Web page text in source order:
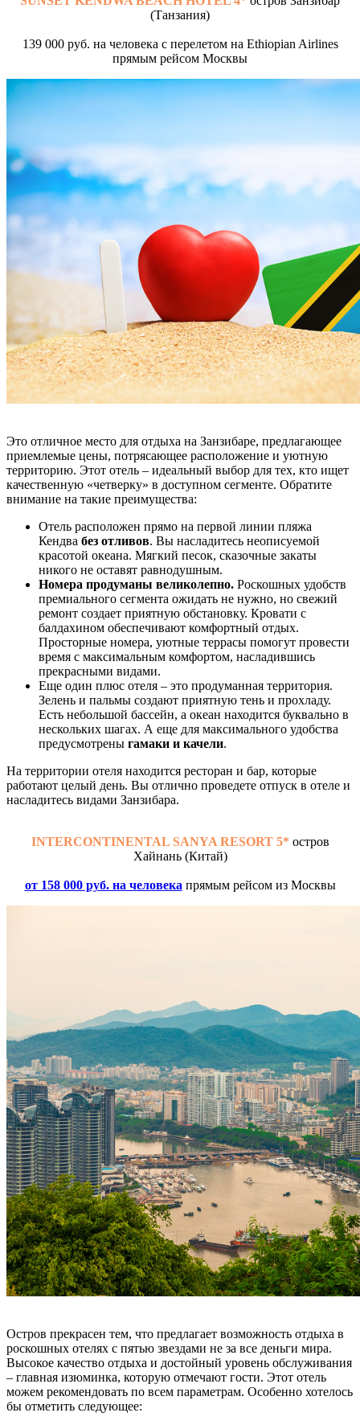
(Танзания)
139 000 руб. на человека с перелетом на Ethiopian Airlines
прямым рейсом Москвы
Это отличное место для отдыха на Занзибаре, предлагающее
приемлемые цены, потрясающее расположение и уютную
территорию. Этот отель – идеальный выбор для тех, кто ищет
качественную «четверку» в доступном сегменте. Обратите
внимание на такие преимущества:
Отель расположен прямо на первой линии пляжа
Кендва без отливов. Вы насладитесь неописуемой
красотой океана. Мягкий песок, сказочные закаты
никого не оставят равнодушным.
Номера продуманы великолепно. Роскошных удобств
премиального сегмента ожидать не нужно, но свежий
ремонт создает приятную обстановку. Кровати с
балдахином обеспечивают комфортный отдых.
Просторные номера, уютные террасы помогут провести
время с максимальным комфортом, насладившись
прекрасными видами.
Еще один плюс отеля – это продуманная территория.
Зелень и пальмы создают приятную тень и прохладу.
Есть небольшой бассейн, а океан находится буквально в
нескольких шагах. А еще для максимального удобства
предусмотрены гамаки и качели.
На территории отеля находится ресторан и бар, которые
работают целый день. Вы отлично проведете отпуск в отеле и
насладитесь видами Занзибара.
INTERCONTINENTAL SANYA RESORT 5* остров
Хайнань (Китай)
от 158 000 руб. на человека прямым рейсом из Москвы
Остров прекрасен тем, что предлагает возможность отдыха в
роскошных отелях с пятью звездами не за все деньги мира.
Высокое качество отдыха и достойный уровень обслуживания
– главная изюминка, которую отмечают гости. Этот отель
можем рекомендовать по всем параметрам. Особенно хотелось
бы отметить следующее: